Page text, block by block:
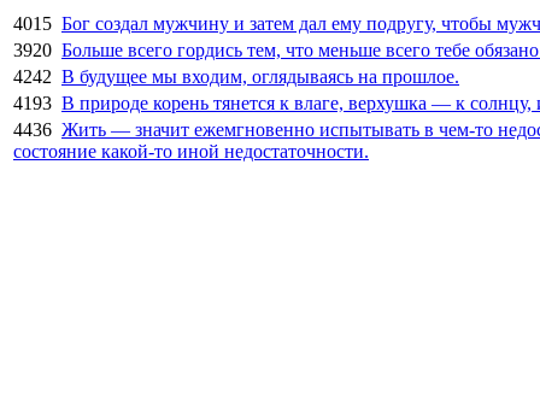
4015 Бог создал мужчину и затем дал ему подругу, чтобы
3920 Больше всего гордись тем, что меньше всего тебе
4242 В будущее мы входим, оглядываясь на прошлое.
4193 В природе корень тянется к влаге, верхушка — к
4436 Жить — значит ежемгновенно испытывать в чем-то
состояние какой-то иной недостаточности.